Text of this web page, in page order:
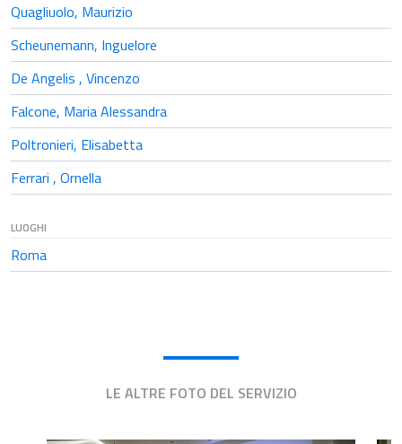
Quagliuolo, Maurizio
Scheunemann, Inguelore
De Angelis , Vincenzo
Falcone, Maria Alessandra
Poltronieri, Elisabetta
Ferrari , Ornella
LUOGHI
Roma
LE ALTRE FOTO DEL SERVIZIO